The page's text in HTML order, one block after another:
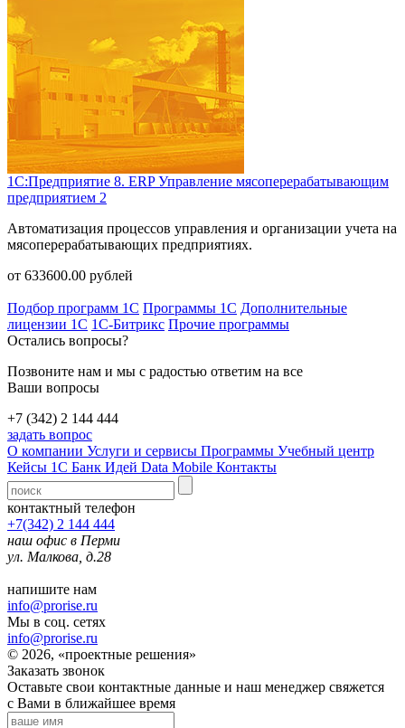
1С:Предприятие 8. ERP Управление мясоперерабатывающим
предприятием 2
Автоматизация процессов управления и организации учета на
мясоперерабатывающих предприятиях.
от 633600.00 рублей
Подбор программ 1С Программы 1С Дополнительные
лицензии 1С 1С-Битрикс Прочие программы
Остались вопросы?
Позвоните нам и мы с радостью ответим на все
Ваши вопросы
+7 (342) 2 144 444
задать вопрос
О компании Услуги и сервисы Программы Учебный центр
Кейсы 1С Банк Идей Data Mobile Контакты
контактный телефон
+7(342) 2 144 444
наш офис в Перми
ул. Малкова, д.28
напишите нам
info@prorise.ru
Мы в соц. сетях
info@prorise.ru
© 2026, «проектные решения»
Заказать звонок
Оставьте свои контактные данные и наш менеджер свяжется
с Вами в ближайшее время